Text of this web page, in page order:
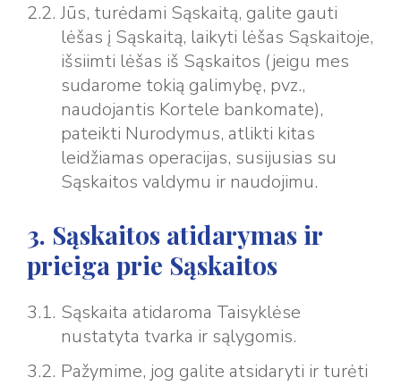
Jūs, turėdami Sąskaitą, galite gauti
lėšas į Sąskaitą, laikyti lėšas Sąskaitoje,
išsiimti lėšas iš Sąskaitos (jeigu mes
sudarome tokią galimybę, pvz.,
naudojantis Kortele bankomate),
pateikti Nurodymus, atlikti kitas
leidžiamas operacijas, susijusias su
Sąskaitos valdymu ir naudojimu.
3. Sąskaitos atidarymas ir
prieiga prie Sąskaitos
Sąskaita atidaroma Taisyklėse
nustatyta tvarka ir sąlygomis.
Pažymime, jog galite atsidaryti ir turėti